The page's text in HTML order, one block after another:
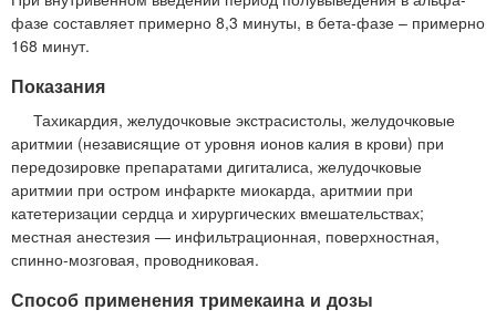
фазе составляет примерно 8,3 минуты, в бета-фазе – примерно
168 минут.
Показания
Тахикардия, желудочковые экстрасистолы, желудочковые
аритмии (независящие от уровня ионов калия в крови) при
передозировке препаратами дигиталиса, желудочковые
аритмии при остром инфаркте миокарда, аритмии при
катетеризации сердца и хирургических вмешательствах;
местная анестезия — инфильтрационная, поверхностная,
спинно-мозговая, проводниковая.
Способ применения тримекаина и дозы